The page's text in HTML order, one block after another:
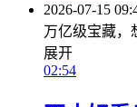
2026-07-15
万亿级宝藏，
展开
02:54